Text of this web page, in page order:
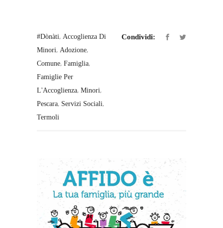
#dònàti, Accoglienza Di
Minori, Adozione,
Comune, Famiglia,
Famiglie Per
L'Accoglienza, Minori,
Pescara, Servizi Sociali,
Termoli
Condividi: